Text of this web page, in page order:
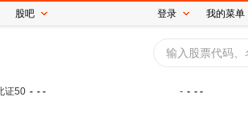
证50 - - - - - - -
股吧 登录 我的菜单